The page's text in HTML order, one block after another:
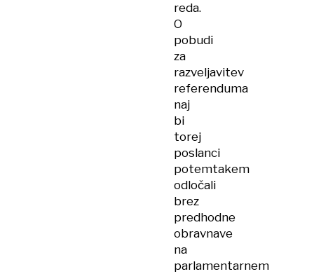
reda.
O
pobudi
za
razveljavitev
referenduma
naj
bi
torej
poslanci
potemtakem
odločali
brez
predhodne
obravnave
na
parlamentarnem